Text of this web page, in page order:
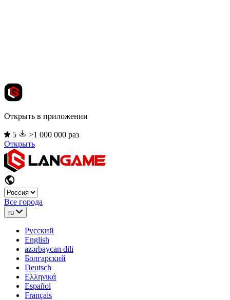
Открыть в приложении
5
>1 000 000 раз
Открыть
Все города
ru
Русский
English
azərbaycan dili
Болгарский
Deutsch
Ελληνικά
Español
Français